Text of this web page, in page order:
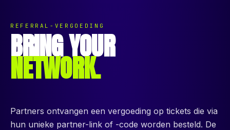
REFERRAL-VERGOEDING
BRING YOUR
NETWORK.
Partners ontvangen een vergoeding op tickets die via
hun unieke partner-link of -code worden besteld. De